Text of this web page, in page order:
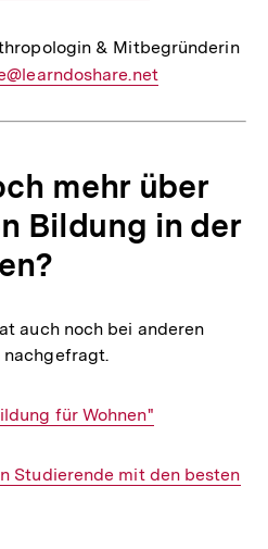
& Mitbegründerin
mehr über
Bildung in der
auch noch bei anderen
nachgefragt.
für Wohnen"
Studierende mit den besten